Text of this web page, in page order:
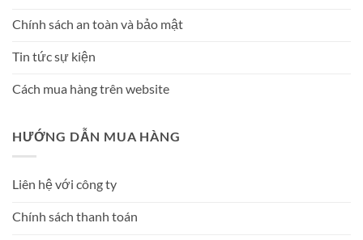
Chính sách an toàn và bảo mật
Tin tức sự kiện
Cách mua hàng trên website
HƯỚNG DẪN MUA HÀNG
Liên hệ với công ty
Chính sách thanh toán